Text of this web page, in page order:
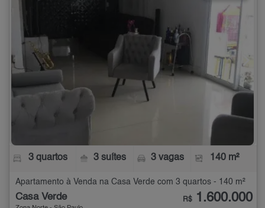
3 quartos 3 suítes 3 vagas 140 m²
Apartamento à Venda na Casa Verde com 3 quartos - 140 m²
Casa Verde R$ 1.600.000